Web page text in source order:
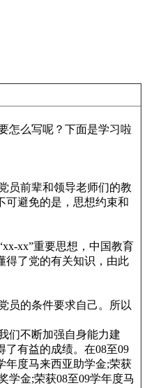
么写呢？下面是学习啦
前辈和领导老师们的教
可避免的是，思想约束和
xx”重要思想，中国教育
得了党的有关知识，由此
的条件要求自己。所以
不断加强自身能力建
有益的成绩。在08至09
年度马来西亚助学金;荣获
学金;荣获08至09学年度马